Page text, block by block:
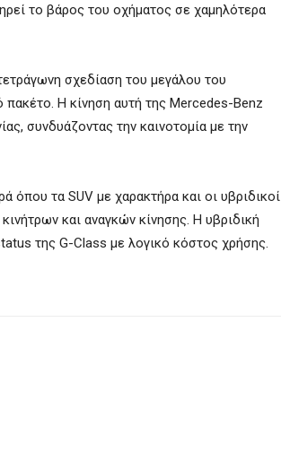
το βάρος του οχήματος σε χαμηλότερα
σχεδίαση του μεγάλου του
Η κίνηση αυτή της Mercedes-Benz
συνδυάζοντας την καινοτομία με την
όπου τα SUV με χαρακτήρα και οι υβριδικοί
και αναγκών κίνησης. Η υβριδική
της G-Class με λογικό κόστος χρήσης.